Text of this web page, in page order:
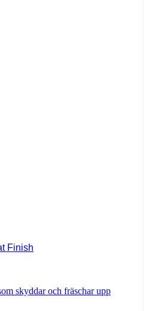
Finish
skyddar och fräschar upp